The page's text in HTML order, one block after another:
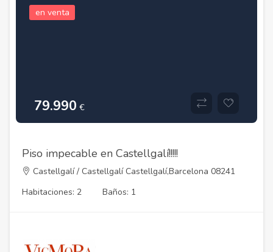
en venta
79.990 €
Piso impecable en Castellgalí!!!!!
Castellgalí / Castellgalí Castellgalí,Barcelona 08241
Habitaciones: 2
Baños: 1